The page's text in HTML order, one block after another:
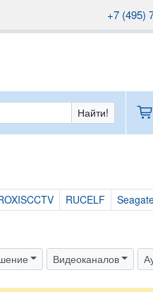
+7 (495)
Найти! cart
RUCELF
Видеоканалов